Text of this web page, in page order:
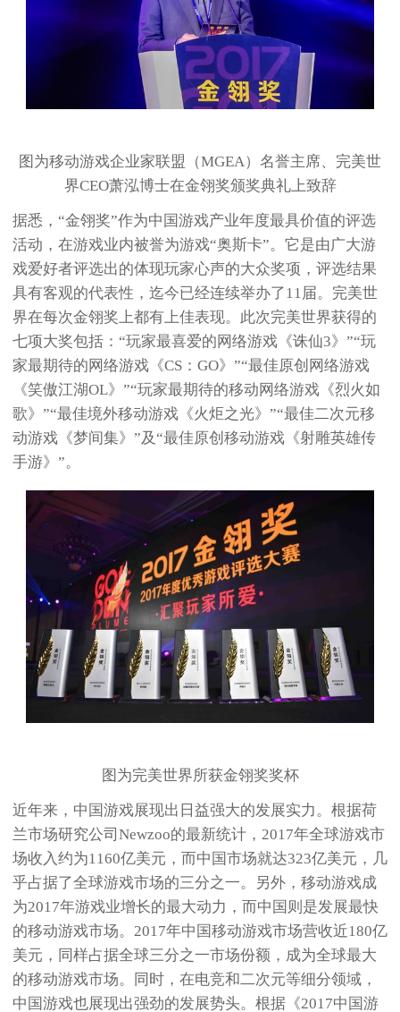
图为移动游戏企业家联盟（MGEA）名誉主席、完美世
界CEO萧泓博士在金翎奖颁奖典礼上致辞
据悉，“金翎奖”作为中国游戏产业年度最具价值的评选
活动，在游戏业内被誉为游戏“奥斯卡”。它是由广大游
戏爱好者评选出的体现玩家心声的大众奖项，评选结果
具有客观的代表性，迄今已经连续举办了11届。完美世
界在每次金翎奖上都有上佳表现。此次完美世界获得的
七项大奖包括：“玩家最喜爱的网络游戏《诛仙3》”“玩
家最期待的网络游戏《CS：GO》”“最佳原创网络游戏
《笑傲江湖OL》”“玩家最期待的移动网络游戏《烈火如
歌》”“最佳境外移动游戏《火炬之光》”“最佳二次元移
动游戏《梦间集》”及“最佳原创移动游戏《射雕英雄传
手游》”。
图为完美世界所获金翎奖奖杯
近年来，中国游戏展现出日益强大的发展实力。根据荷
兰市场研究公司Newzoo的最新统计，2017年全球游戏市
场收入约为1160亿美元，而中国市场就达323亿美元，几
乎占据了全球游戏市场的三分之一。另外，移动游戏成
为2017年游戏业增长的最大动力，而中国则是发展最快
的移动游戏市场。2017年中国移动游戏市场营收近180亿
美元，同样占据全球三分之一市场份额，成为全球最大
的移动游戏市场。同时，在电竞和二次元等细分领域，
中国游戏也展现出强劲的发展势头。根据《2017中国游